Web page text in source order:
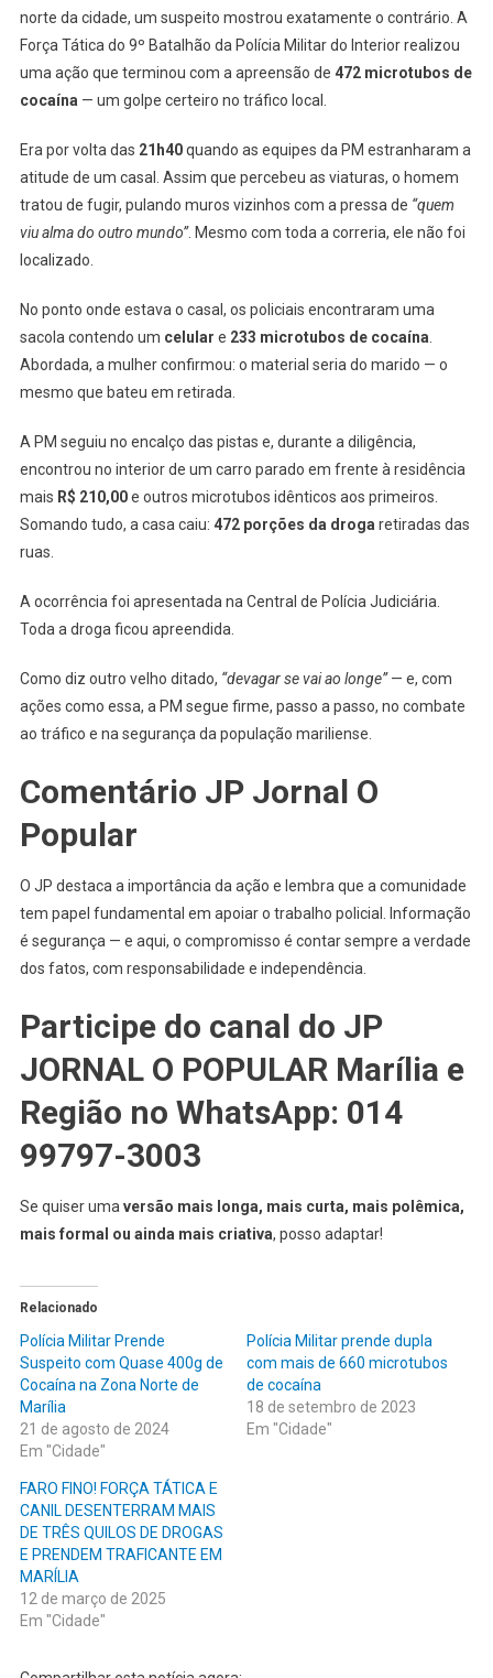
norte da cidade, um suspeito mostrou exatamente o contrário. A
Força Tática do 9º Batalhão da Polícia Militar do Interior realizou
uma ação que terminou com a apreensão de 472 microtubos de
cocaína — um golpe certeiro no tráfico local.
Era por volta das 21h40quando as equipes da PM estranharam a
atitude de um casal. Assim que percebeu as viaturas, o homem
tratou de fugir, pulando muros vizinhos com a pressa de “quem
viu alma do outro mundo”. Mesmo com toda a correria, ele não foi
localizado.
No ponto onde estava o casal, os policiais encontraram uma
sacola contendo um celular e 233 microtubos de cocaína
Abordada, a mulher confirmou: o material seria do marido — o
mesmo que bateu em retirada.
A PM seguiu no encalço das pistas e, durante a diligência,
encontrou no interior de um carro parado em frente à residência
mais R$ 210,00e outros microtubos idênticos aos primeiros.
Somando tudo, a casa caiu: 472 porções da droga retiradas das
ruas.
A ocorrência foi apresentada na Central de Polícia Judiciária.
Toda a droga ficou apreendida.
Como diz outro velho ditado, “devagar se vai ao longe”— e, com
ações como essa, a PM segue firme, passo a passo, no combate
ao tráfico e na segurança da população mariliense.
Comentário JP Jornal O
Popular
O JP destaca a importância da ação e lembra que a comunidade
tem papel fundamental em apoiar o trabalho policial. Informação
é segurança — e aqui, o compromisso é contar sempre a verdade
dos fatos, com responsabilidade e independência.
Participe do canal do JP
JORNAL O POPULAR Marília e
Região no WhatsApp: 014
99797-3003
Se quiser uma versão mais longa, mais curta, mais polêmica,
mais formal ou ainda mais criativa, posso adaptar!
Relacionado
Polícia Militar Prende
Suspeito com Quase 400g de
Cocaína na Zona Norte de
Marília
21 de agosto de 2024
Em "Cidade"
Polícia Militar prende dupla
com mais de 660 microtubos
de cocaína
18 de setembro de 2023
Em "Cidade"
FARO FINO! FORÇA TÁTICA E
CANIL DESENTERRAM MAIS
DE TRÊS QUILOS DE DROGAS
E PRENDEM TRAFICANTE EM
MARÍLIA
12 de março de 2025
Em "Cidade"